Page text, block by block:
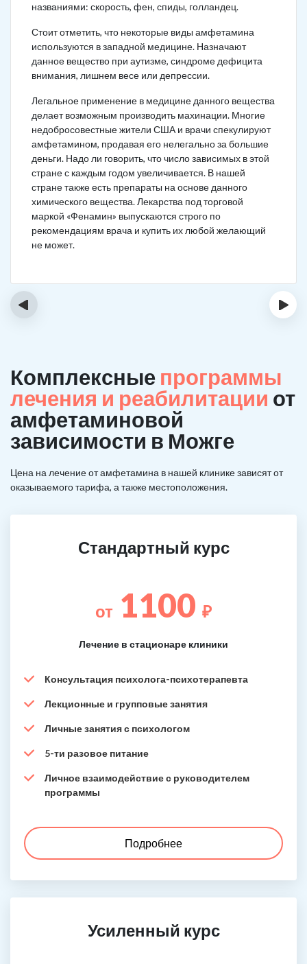
названиями: скорость, фен, спиды, голландец.
Стоит отметить, что некоторые виды амфетамина
используются в западной медицине. Назначают
данное вещество при аутизме, синдроме дефицита
внимания, лишнем весе или депрессии.
Легальное применение в медицине данного вещества
делает возможным производить махинации. Многие
недобросовестные жители США и врачи спекулируют
амфетамином, продавая его нелегально за большие
деньги. Надо ли говорить, что число зависимых в этой
стране с каждым годом увеличивается. В нашей
стране также есть препараты на основе данного
химического вещества. Лекарства под торговой
маркой «Фенамин» выпускаются строго по
рекомендациям врача и купить их любой желающий
не может.
‹ ›
Комплексные программы
лечения и реабилитации от
амфетаминовой
зависимости в Можге
Цена на лечение от амфетамина в нашей клинике зависят от
оказываемого тарифа, а также местоположения.
Стандартный курс
от 1100 ₽
Лечение в стационаре клиники
Консультация психолога-психотерапевта
Лекционные и групповые занятия
Личные занятия с психологом
5-ти разовое питание
Личное взаимодействие с руководителем
программы
Подробнее
Усиленный курс